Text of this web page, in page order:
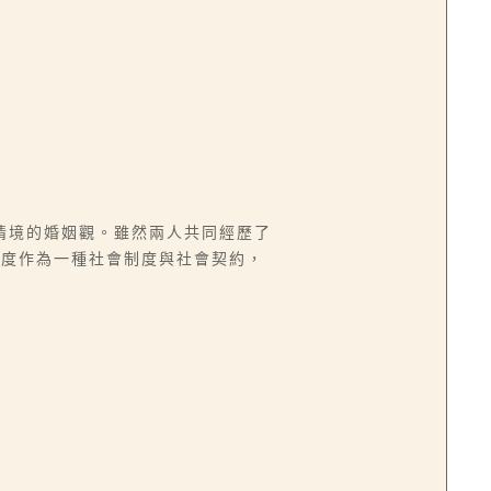
的婚姻觀。雖然兩人共同經歷了
作為一種社會制度與社會契約，